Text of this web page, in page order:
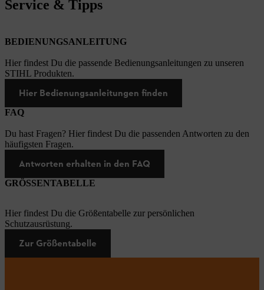
Service & Tipps
BEDIENUNGSANLEITUNG
Hier findest Du die passende Bedienungsanleitungen zu unseren
STIHL Produkten.
Hier Bedienungsanleitungen finden
FAQ
Du hast Fragen? Hier findest Du die passenden Antworten zu den
häufigsten Fragen.
Antworten erhalten in den FAQ
GRÖSSENTABELLE
Hier findest Du die Größentabelle zur persönlichen
Schutzausrüstung.
Zur Größentabelle